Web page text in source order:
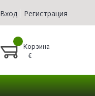
Вход Регистрация
Корзина
€